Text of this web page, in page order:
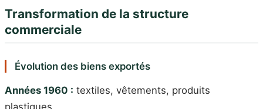
Transformation de la structure
commerciale
Évolution des biens exportés
Années 1960 : textiles, vêtements, produits